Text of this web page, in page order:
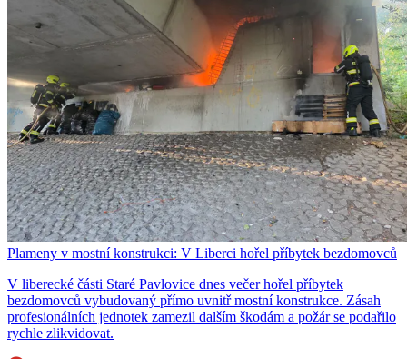
Plameny v mostní konstrukci: V Liberci hořel příbytek bezdomovců
V liberecké části Staré Pavlovice dnes večer hořel příbytek
bezdomovců vybudovaný přímo uvnitř mostní konstrukce. Zásah
profesionálních jednotek zamezil dalším škodám a požár se podařilo
rychle zlikvidovat.